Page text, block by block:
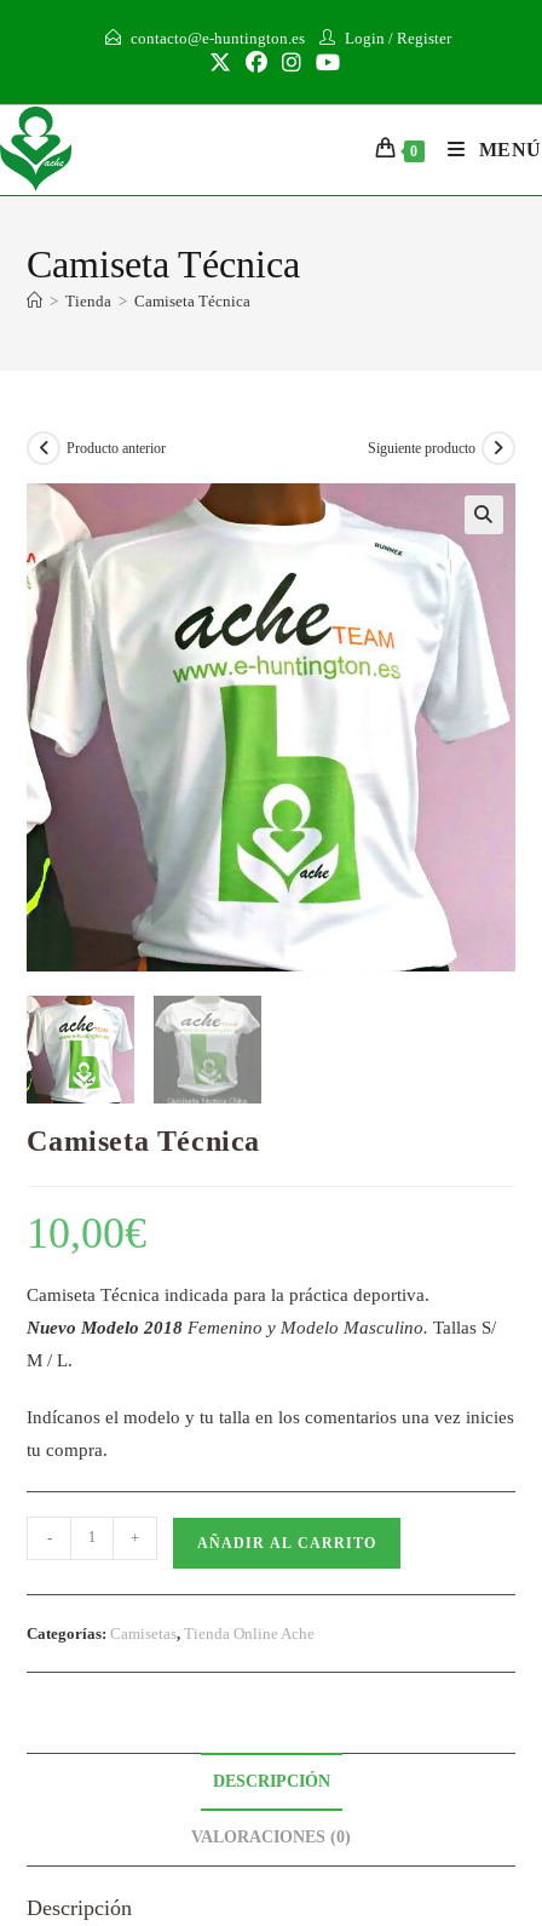
contacto@e-huntington.es Login / Register
0 MENÚ
Camiseta Técnica
> Tienda > Camiseta Técnica
Producto anterior Siguiente producto
Camiseta Técnica
10,00€
Camiseta Técnica indicada para la práctica deportiva.
Nuevo Modelo 2018 Femenino y Modelo Masculino.Tallas S/
M / L.
Indícanos el modelo y tu talla en los comentarios una vez inicies
tu compra.
- + AÑADIR AL CARRITO
Categorías:Camisetas,Tienda Online Ache
DESCRIPCIÓN
VALORACIONES (0)
Descripción